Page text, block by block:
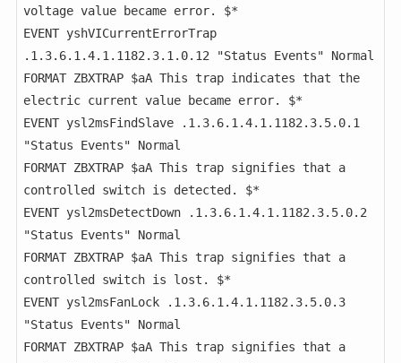
voltage value became error. $*
EVENT yshVICurrentErrorTrap
.1.3.6.1.4.1.1182.3.1.0.12 "Status Events" Normal
FORMAT ZBXTRAP $aA This trap indicates that the
electric current value became error. $*
EVENT ysl2msFindSlave .1.3.6.1.4.1.1182.3.5.0.1
"Status Events" Normal
FORMAT ZBXTRAP $aA This trap signifies that a
controlled switch is detected. $*
EVENT ysl2msDetectDown .1.3.6.1.4.1.1182.3.5.0.2
"Status Events" Normal
FORMAT ZBXTRAP $aA This trap signifies that a
controlled switch is lost. $*
EVENT ysl2msFanLock .1.3.6.1.4.1.1182.3.5.0.3
"Status Events" Normal
FORMAT ZBXTRAP $aA This trap signifies that a